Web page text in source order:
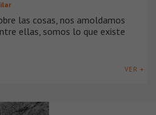
las cosas, nos amoldamos
ellas, somos lo que existe
VER +